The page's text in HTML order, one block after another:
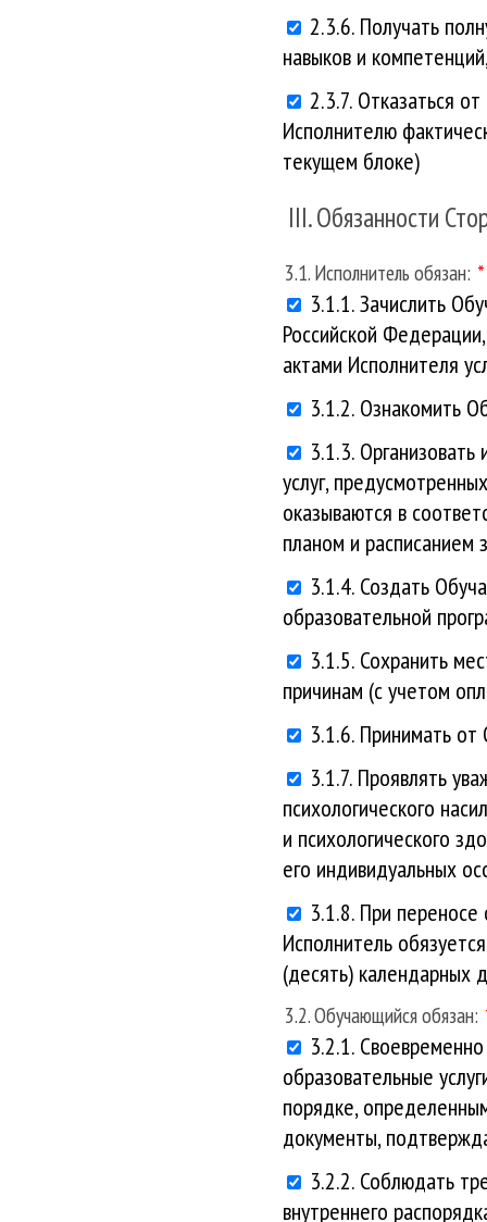
2.3.6. Получать
навыков и
2.3.7. Отказаться
Исполнителю
текущем блоке)
III. Обязанности
3.1. Исполнитель обязан:
3.1.1. Зачислить
Российской
актами Исполнителя
3.1.2. Ознакомить
3.1.3.
услуг,
оказываются в
планом и расписанием
3.1.4. Создать
образовательной
3.1.5. Сохранить
причинам (с учетом
3.1.6. Принимать от
3.1.7. Проявлять
психологического
и психологического
его индивидуальных
3.1.8. При
Исполнитель
(десять) календарных
3.2. Обучающийся обязан:
3.2.1.
образовательные
порядке,
документы,
3.2.2. Соблюдать
внутреннего